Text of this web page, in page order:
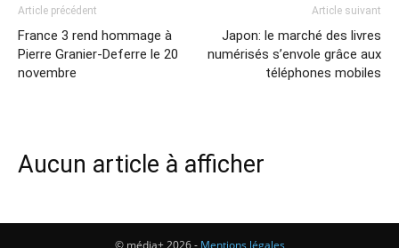
Article précédent
France 3 rend hommage à
Pierre Granier-Deferre le 20
novembre
Article suivant
Japon: le marché des livres
numérisés s’envole grâce aux
téléphones mobiles
Aucun article à afficher
© média+ 2026 - Mentions légales